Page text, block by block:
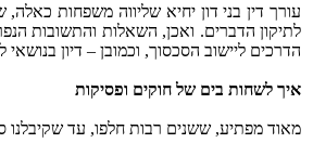
עורך דין בני דון יחיא שליווה משפחות
לתיקון הדברים. ואכן, השאלות והתשובות
הדרכים ליישוב הסכסוך, וכמובן – דיון
איך לשחות בים של חוקים ופסיקות
מאוד מפתיע, ששנים רבות חלפו, עד